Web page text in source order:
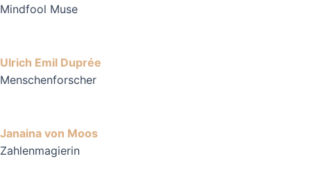
Mindfool Muse
Ulrich Emil Duprée
Menschenforscher
Janaina von Moos
Zahlenmagierin